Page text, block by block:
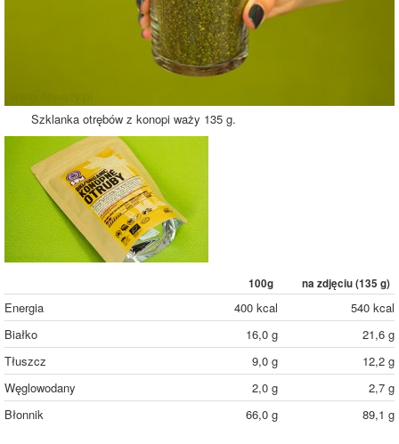
Szklanka otrębów z konopi waży 135 g.
100g na zdjęciu (135 g)
Energia 400 kcal
540 kcal
Białko
16,0 g
21,6 g
Tłuszcz
9,0 g
12,2 g
Węglowodany
2,0 g
2,7 g
Błonnik
66,0 g 89,1 g